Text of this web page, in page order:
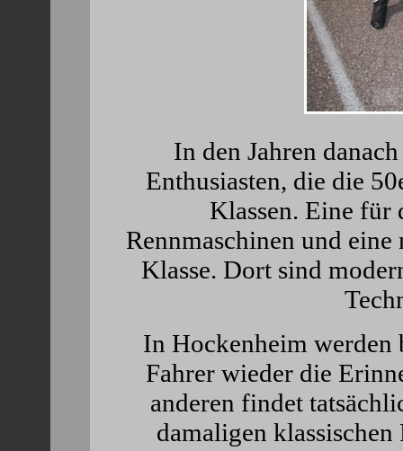
In den Jahren
Enthusiasten, die die
Klassen. Eine für
Rennmaschinen und eine
Klasse. Dort sind
In Hockenheim werden
Fahrer wieder die
anderen findet
damaligen